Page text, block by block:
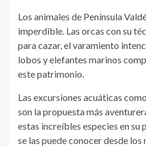
Los animales de Península
imperdible. Las orcas con su
para cazar, el varamiento
lobos y elefantes marinos
este patrimonio.
Las excursiones acuáticas
son la propuesta más
estas increíbles especies en
se las puede conocer desde